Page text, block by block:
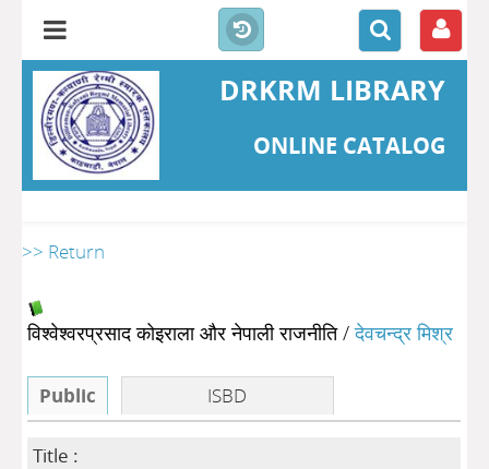
DRKRM LIBRARY
ONLINE CATALOG
>> Return
विश्वेश्वरप्रसाद कोइराला और नेपाली राजनीति/देवचन्द्र मिश्र
Public ISBD
Title :